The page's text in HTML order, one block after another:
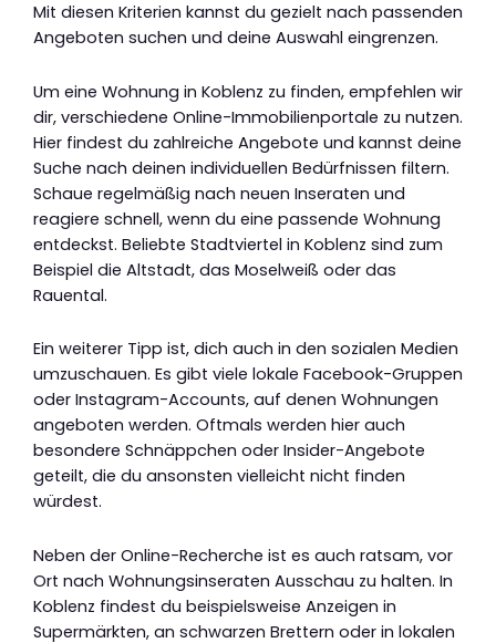
Mit diesen Kriterien kannst du gezielt nach passenden
Angeboten suchen und deine Auswahl eingrenzen.
Um eine Wohnung in Koblenz zu finden, empfehlen wir
dir, verschiedene Online-Immobilienportale zu nutzen.
Hier findest du zahlreiche Angebote und kannst deine
Suche nach deinen individuellen Bedürfnissen filtern.
Schaue regelmäßig nach neuen Inseraten und
reagiere schnell, wenn du eine passende Wohnung
entdeckst. Beliebte Stadtviertel in Koblenz sind zum
Beispiel die Altstadt, das Moselweiß oder das
Rauental.
Ein weiterer Tipp ist, dich auch in den sozialen Medien
umzuschauen. Es gibt viele lokale Facebook-Gruppen
oder Instagram-Accounts, auf denen Wohnungen
angeboten werden. Oftmals werden hier auch
besondere Schnäppchen oder Insider-Angebote
geteilt, die du ansonsten vielleicht nicht finden
würdest.
Neben der Online-Recherche ist es auch ratsam, vor
Ort nach Wohnungsinseraten Ausschau zu halten. In
Koblenz findest du beispielsweise Anzeigen in
Supermärkten, an schwarzen Brettern oder in lokalen